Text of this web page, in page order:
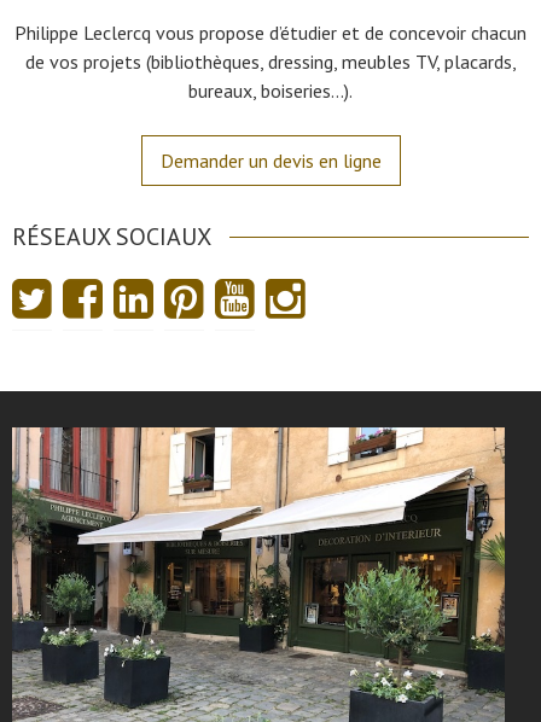
Philippe Leclercq vous propose d’étudier et de concevoir chacun
de vos projets (bibliothèques, dressing, meubles TV, placards,
bureaux, boiseries…).
Demander un devis en ligne
RÉSEAUX SOCIAUX